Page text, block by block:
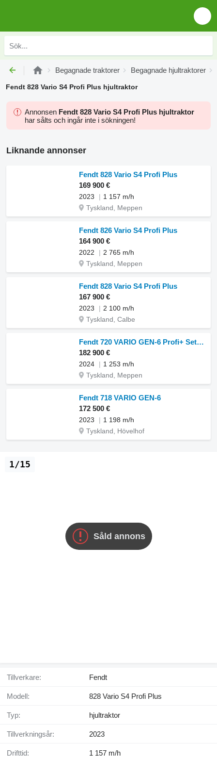
Begagnade traktorer Begagnade hjultraktorer
Fendt 828 Vario S4 Profi Plus hjultraktor
Annonsen Fendt 828 Vario S4 Profi Plus hjultraktor
har sålts och ingår inte i sökningen!
Liknande annonser
Fendt 828 Vario S4 Profi Plus
169 900 €
2023
1 157 m/h
Tyskland, Meppen
Fendt 826 Vario S4 Profi Plus
164 900 €
2022
2 765 m/h
Tyskland, Meppen
Fendt 828 Vario S4 Profi Plus
167 900 €
2023
2 100 m/h
Tyskland, Calbe
Fendt 720 VARIO GEN-6 Profi+ Setting 2
182 900 €
2024
1 253 m/h
Tyskland, Meppen
Fendt 718 VARIO GEN-6
172 500 €
2023
1 198 m/h
Tyskland, Hövelhof
Såld annons
1/15
Tillverkare: Fendt
Modell: 828 Vario S4 Profi Plus
Typ: hjultraktor
Tillverkningsår: 2023
Drifttid: 1 157 m/h